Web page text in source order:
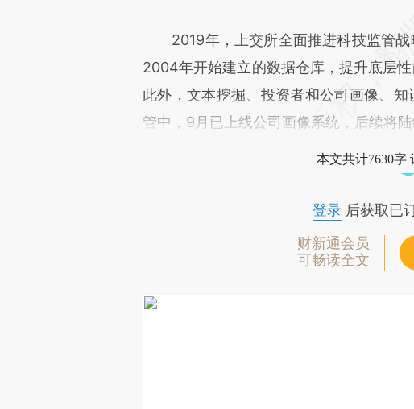
2019年，上交所全面推进科技监管战
2004年开始建立的数据仓库，提升底层
此外，文本挖掘、投资者和公司画像、
管中，9月已上线公司画像系统，后续将
本文共计7630字
登录后获取已
财新通会员
可畅读全文